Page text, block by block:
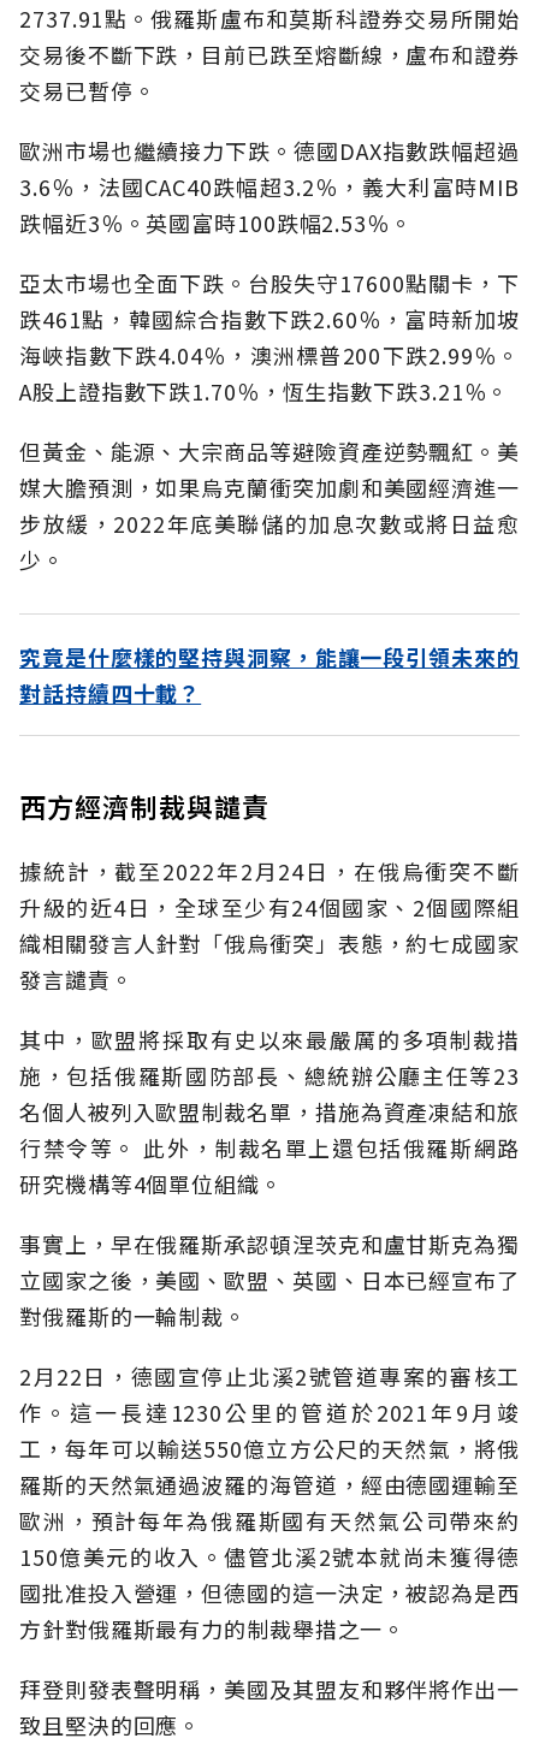
2737.91點。俄羅斯盧布和莫斯科證券交易所開始
交易後不斷下跌，目前已跌至熔斷線，盧布和證券
交易已暫停。
歐洲市場也繼續接力下跌。德國DAX指數跌幅超過
3.6％，法國CAC40跌幅超3.2％，義大利富時MIB
跌幅近3％。英國富時100跌幅2.53％。
亞太市場也全面下跌。台股失守17600點關卡，下
跌461點，韓國綜合指數下跌2.60％，富時新加坡
海峽指數下跌4.04％，澳洲標普200下跌2.99％。
A股上證指數下跌1.70％，恆生指數下跌3.21％。
但黃金、能源、大宗商品等避險資產逆勢飄紅。美
媒大膽預測，如果烏克蘭衝突加劇和美國經濟進一
步放緩，2022年底美聯儲的加息次數或將日益愈
少。
究竟是什麼樣的堅持與洞察，能讓一段引領未來的
對話持續四十載？
西方經濟制裁與譴責
據統計，截至2022年2月24日，在俄烏衝突不斷
升級的近4日，全球至少有24個國家、2個國際組
織相關發言人針對「俄烏衝突」表態，約七成國家
發言譴責。
其中，歐盟將採取有史以來最嚴厲的多項制裁措
施，包括俄羅斯國防部長、總統辦公廳主任等23
名個人被列入歐盟制裁名單，措施為資產凍結和旅
行禁令等。 此外，制裁名單上還包括俄羅斯網路
研究機構等4個單位組織。
事實上，早在俄羅斯承認頓涅茨克和盧甘斯克為獨
立國家之後，美國、歐盟、英國、日本已經宣布了
對俄羅斯的一輪制裁。
2月22日，德國宣停止北溪2號管道專案的審核工
作。這一長達1230公里的管道於2021年9月竣
工，每年可以輸送550億立方公尺的天然氣，將俄
羅斯的天然氣通過波羅的海管道，經由德國運輸至
歐洲，預計每年為俄羅斯國有天然氣公司帶來約
150億美元的收入。儘管北溪2號本就尚未獲得德
國批准投入營運，但德國的這一決定，被認為是西
方針對俄羅斯最有力的制裁舉措之一。
拜登則發表聲明稱，美國及其盟友和夥伴將作出一
致且堅決的回應。